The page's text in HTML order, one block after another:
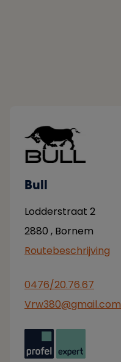
Bull
Lodderstraat 2
2880 , Bornem
Routebeschrijving
0476/20.76.67
Vrw380@gmail.com